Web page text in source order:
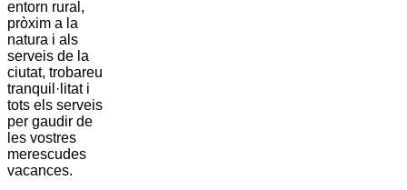
entorn rural,
pròxim a la
natura i als
serveis de la
ciutat, trobareu
tranquil·litat i
tots els serveis
per gaudir de
les vostres
merescudes
vacances.